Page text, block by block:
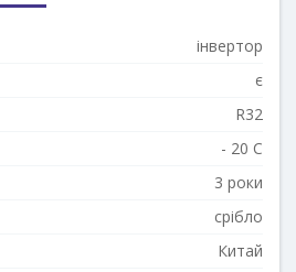
інвертор
є
R32
- 20 C
3 роки
срібло
Китай